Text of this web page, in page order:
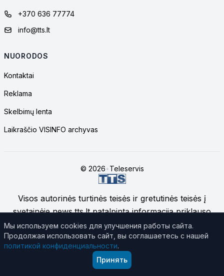
+370 636 77774
info@tts.lt
NUORODOS
Kontaktai
Reklama
Skelbimų lenta
Laikraščio VISINFO archyvas
© 2026•Teleservis
Visos autorinės turtinės teisės ir gretutinės teisės į
svetainėje news.tts.lt patalpintą informaciją priklauso
UAB "Telekomunikacinių technologijų servisas", jei
nenurodyta kitaip.Daugiau apie svetainės medžiagos
naudojimą
Мы используем cookies для улучшения работы сайта.
Продолжая использовать сайт, вы соглашаетесь с нашей
политикой конфиденциальности.
Принять